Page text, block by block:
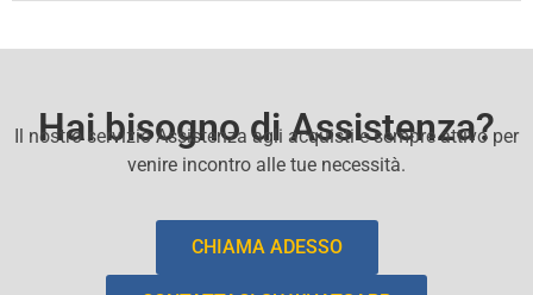
Hai bisogno di Assistenza?
Il nostro servizio Assistenza agli acquisti e sempre attivo per
venire incontro alle tue necessità.
CHIAMA ADESSO